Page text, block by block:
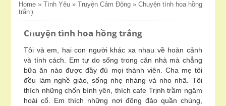
N
U
Home »Tình Yêu »Truyện Cảm Động »Chuyện tình hoa hồng
trắng
Chuyện tình hoa hồng trắng
Tôi và em, hai con người khác xa nhau về hoàn cảnh
và tính cách. Em tự do sống trong căn nhà mà chẳng
bữa ăn nào được đầy đủ mọi thành viên. Cha mẹ tôi
đều làm nghề giáo, sống nhẹ nhàng và nho nhã. Tôi
thích những chốn bình yên, thích cafe Trịnh trầm ngâm
hoài cổ. Em thích những nơi đông đảo quần chúng,